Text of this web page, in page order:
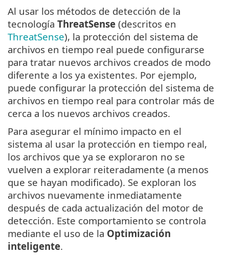
Al usar los métodos de detección de la
tecnología ThreatSense (descritos en
ThreatSense), la protección del sistema de
archivos en tiempo real puede configurarse
para tratar nuevos archivos creados de modo
diferente a los ya existentes. Por ejemplo,
puede configurar la protección del sistema de
archivos en tiempo real para controlar más de
cerca a los nuevos archivos creados.
Para asegurar el mínimo impacto en el
sistema al usar la protección en tiempo real,
los archivos que ya se exploraron no se
vuelven a explorar reiteradamente (a menos
que se hayan modificado). Se exploran los
archivos nuevamente inmediatamente
después de cada actualización del motor de
detección. Este comportamiento se controla
mediante el uso de la Optimización
inteligente.